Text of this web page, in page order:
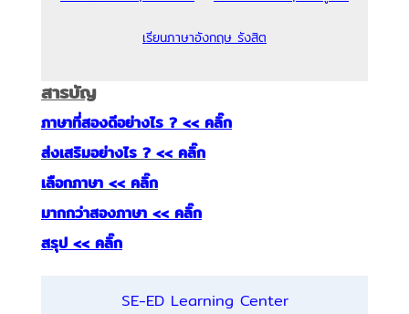
เรียนภาษาอังกฤษ รังสิต
สารบัญ
ภาษาที่สองดีอย่างไร ? << คลิ๊ก
ส่งเสริมอย่างไร ? << คลิ๊ก
เลือกภาษา << คลิ๊ก
มากกว่าสองภาษา << คลิ๊ก
สรุป << คลิ๊ก
SE-ED Learning Center